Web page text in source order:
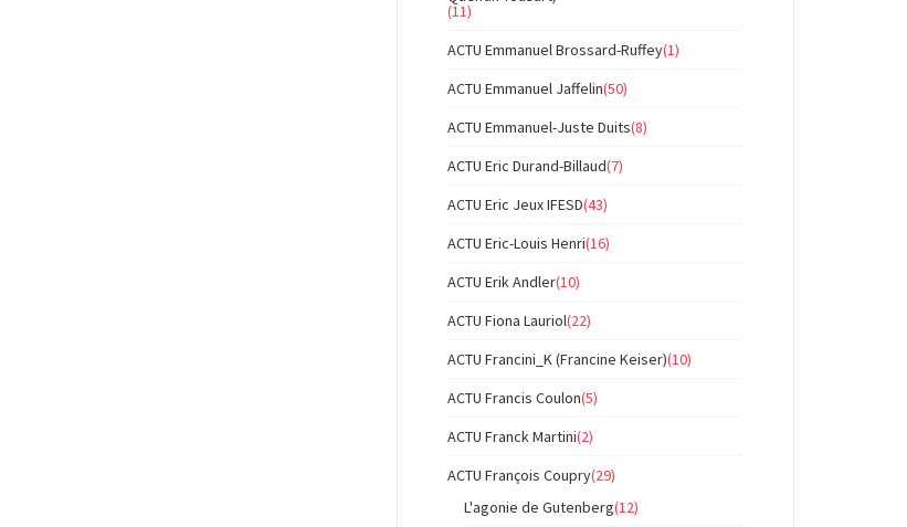
(11)
ACTU Emmanuel Brossard-Ruffey(1)
ACTU Emmanuel Jaffelin(50)
ACTU Emmanuel-Juste Duits(8)
ACTU Eric Durand-Billaud(7)
ACTU Eric Jeux IFESD(43)
ACTU Eric-Louis Henri(16)
ACTU Erik Andler(10)
ACTU Fiona Lauriol(22)
ACTU Francini_K (Francine Keiser)(10)
ACTU Francis Coulon(5)
ACTU Franck Martini(2)
ACTU François Coupry(29)
L'agonie de Gutenberg(12)